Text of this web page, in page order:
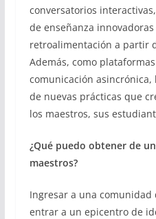
conversatorios
de enseñanza
retroalimentación a partir
Además, como
comunicación
de nuevas prácticas que
los maestros, sus
¿Qué puedo obtener de
maestros?
Ingresar a una comunidad
entrar a un epicentro de